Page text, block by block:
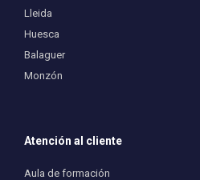
Lleida
Huesca
Balaguer
Monzón
Atención al cliente
Aula de formación